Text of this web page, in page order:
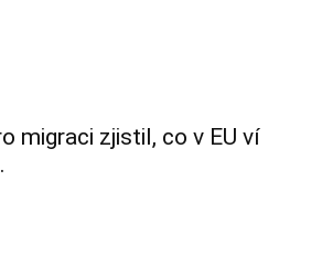
migraci zjistil, co v EU ví